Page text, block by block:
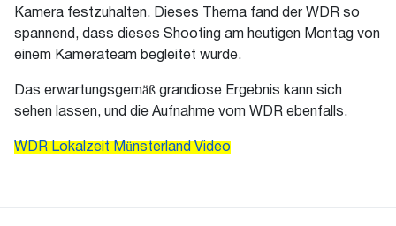
Kamera festzuhalten. Dieses Thema fand der WDR so
spannend, dass dieses Shooting am heutigen Montag von
einem Kamerateam begleitet wurde.
Das erwartungsgemäß grandiose Ergebnis kann sich
sehen lassen, und die Aufnahme vom WDR ebenfalls.
WDR Lokalzeit Münsterland Video